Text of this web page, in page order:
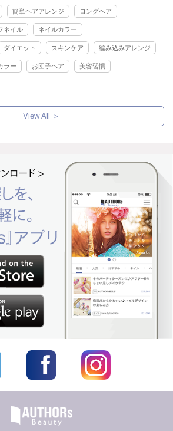
簡単ヘアアレンジ ロングヘア
ネイル ネイルカラー
ダイエット スキンケア 編み込みアレンジ
ラー お団子ヘア 美容習慣
View All ＞